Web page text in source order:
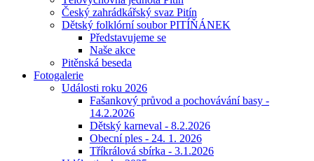
Český zahrádkářský svaz Pitín
Dětský folklórní soubor PITÍŇÁNEK
Představujeme se
Naše akce
Pitěnská beseda
Fotogalerie
Události roku 2026
Fašankový průvod a pochovávání basy -
14.2.2026
Dětský karneval - 8.2.2026
Obecní ples - 24. 1. 2026
Tříkrálová sbírka - 3.1.2026